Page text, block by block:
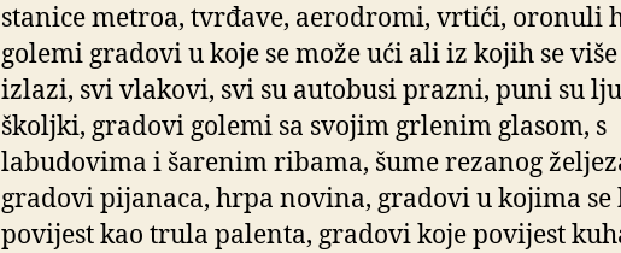
stanice metroa, tvrđave, aerodromi, vrtići, oronuli
golemi gradovi u koje se može ući ali iz kojih se
izlazi, svi vlakovi, svi su autobusi prazni, puni su
školjki, gradovi golemi sa svojim grlenim glasom, s
labudovima i šarenim ribama, šume rezanog
gradovi pijanaca, hrpa novina, gradovi u kojima se
povijest kao trula palenta, gradovi koje povijest